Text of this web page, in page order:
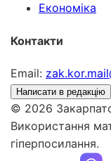
Економіка
Контакти
Email:
Написати в редакцію
© 2026
Використання
гіперпосилання.